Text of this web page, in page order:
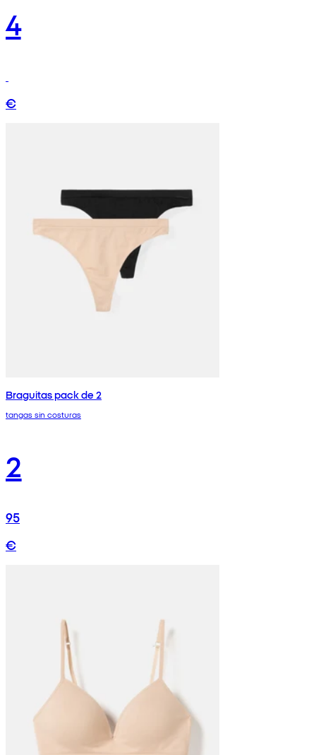
4
€
Braguitas pack de 2
tangas sin costuras
2
95
€